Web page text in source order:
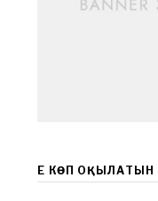
ЕҢ КӨП ОҚЫЛАТЫН